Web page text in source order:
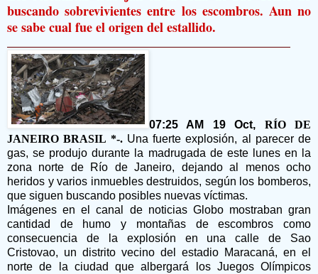
buscando sobrevivientes entre los escombros. Aun no
se sabe cual fue el origen del estallido.
07:25 AM 19 Oct, RÍO DE
JANEIRO BRASIL *-. Una fuerte explosión, al parecer de
gas, se produjo durante la madrugada de este lunes en la
zona norte de Río de Janeiro, dejando al menos ocho
heridos y varios inmuebles destruidos, según los bomberos,
que siguen buscando posibles nuevas víctimas.
Imágenes en el canal de noticias Globo mostraban gran
cantidad de humo y montañas de escombros como
consecuencia de la explosión en una calle de Sao
Cristovao, un distrito vecino del estadio Maracaná, en el
norte de la ciudad que albergará los Juegos Olímpicos